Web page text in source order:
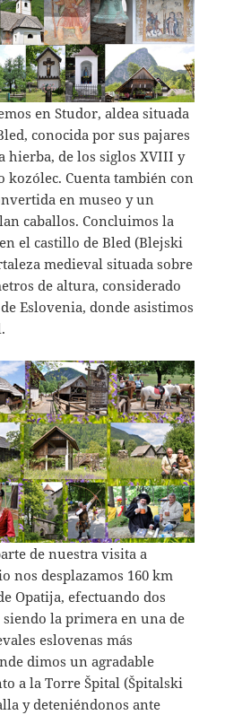
en Studor, aldea situada
conocida por sus pajares
hierba, de los siglos XVIII y
kozólec. Cuenta también con
en museo y un
caballos. Concluimos la
el castillo de Bled (Blejski
medieval situada sobre
de altura, considerado
Eslovenia, donde asistimos
de nuestra visita a
nos desplazamos 160 km
Opatija, efectuando dos
la primera en una de
eslovenas más
dimos un agradable
a la Torre Špital (Špitalski
y deteniéndonos ante